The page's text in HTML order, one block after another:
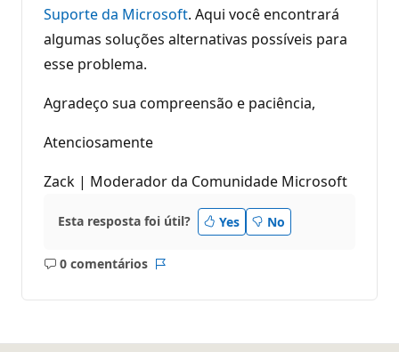
Suporte da Microsoft. Aqui você encontrará
algumas soluções alternativas possíveis para
esse problema.
Agradeço sua compreensão e paciência,
Atenciosamente
Zack | Moderador da Comunidade Microsoft
Esta resposta foi útil? Yes No
0 comentários
Sem